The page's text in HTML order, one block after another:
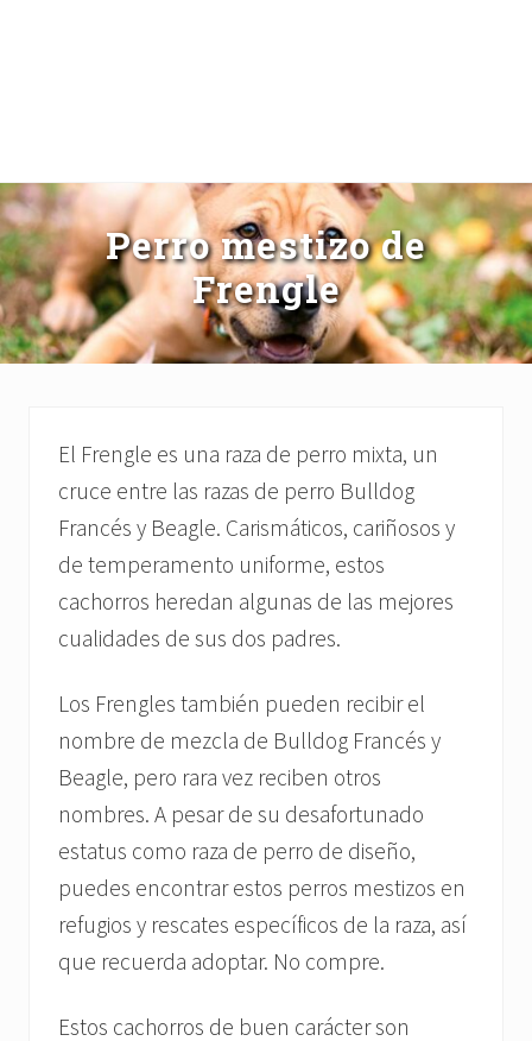
Perro mestizo de
Frengle
El Frengle es una raza de perro mixta, un
cruce entre las razas de perro Bulldog
Francés y Beagle. Carismáticos, cariñosos y
de temperamento uniforme, estos
cachorros heredan algunas de las mejores
cualidades de sus dos padres.
Los Frengles también pueden recibir el
nombre de mezcla de Bulldog Francés y
Beagle, pero rara vez reciben otros
nombres. A pesar de su desafortunado
estatus como raza de perro de diseño,
puedes encontrar estos perros mestizos en
refugios y rescates específicos de la raza, así
que recuerda adoptar. No compre.
Estos cachorros de buen carácter son